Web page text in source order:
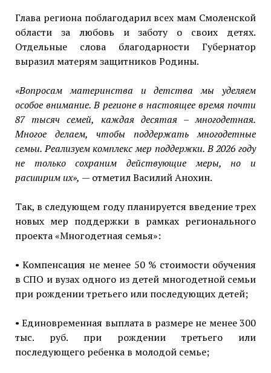
Глава региона поблагодарил всех мам Смоленской
области за любовь и заботу о своих детях.
Отдельные слова благодарности Губернатор
выразил матерям защитников Родины.
«Вопросам материнства и детства мы уделяем
особое внимание. В регионе в настоящее время почти
87 тысяч семей, каждая десятая – многодетная.
Многое делаем, чтобы поддержать многодетные
семьи. Реализуем комплекс мер поддержки. В 2026 году
не только сохраним действующие меры, но и
расширим их», — отметил Василий Анохин.
Так, в следующем году планируется введение трех
новых мер поддержки в рамках регионального
проекта «Многодетная семья»:
• Компенсация не менее 50 % стоимости обучения
в СПО и вузах одного из детей многодетной семьи
при рождении третьего или последующих детей;
• Единовременная выплата в размере не менее 300
тыс. руб. при рождении третьего или
последующего ребенка в молодой семье;